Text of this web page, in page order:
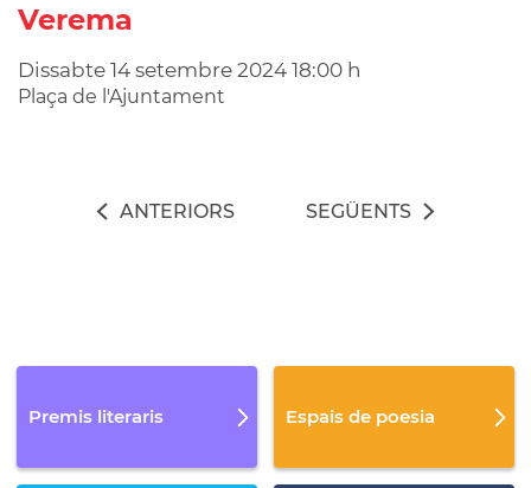
Verema
Dissabte 14 setembre 2024 18:00 h
Plaça de l'Ajuntament
ANTERIORS SEGÜENTS
Premis literaris Espais de poesia